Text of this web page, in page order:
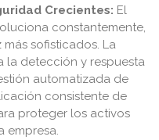
Crecientes: El
constantemente,
sofisticados. La
la detección y respuesta
automatizada de
consistente de
proteger los activos
empresa.